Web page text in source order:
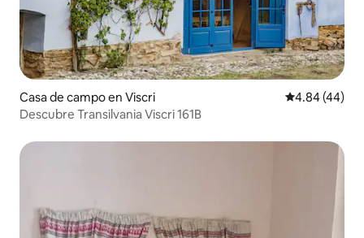
Casa de campo en Viscri Calificación
4.84 (44)
Descubre Transilvania Viscri 161B